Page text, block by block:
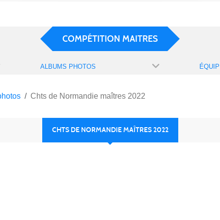
COMPÉTITION MAITRES
ALBUMS PHOTOS
Chts de Normandie maîtres 2022
CHTS DE NORMANDIE MAÎTRES 2022